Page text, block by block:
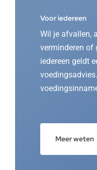
Voor iedereen
Wil je afvallen,
verminderen of
iedereen geldt
Meer weten